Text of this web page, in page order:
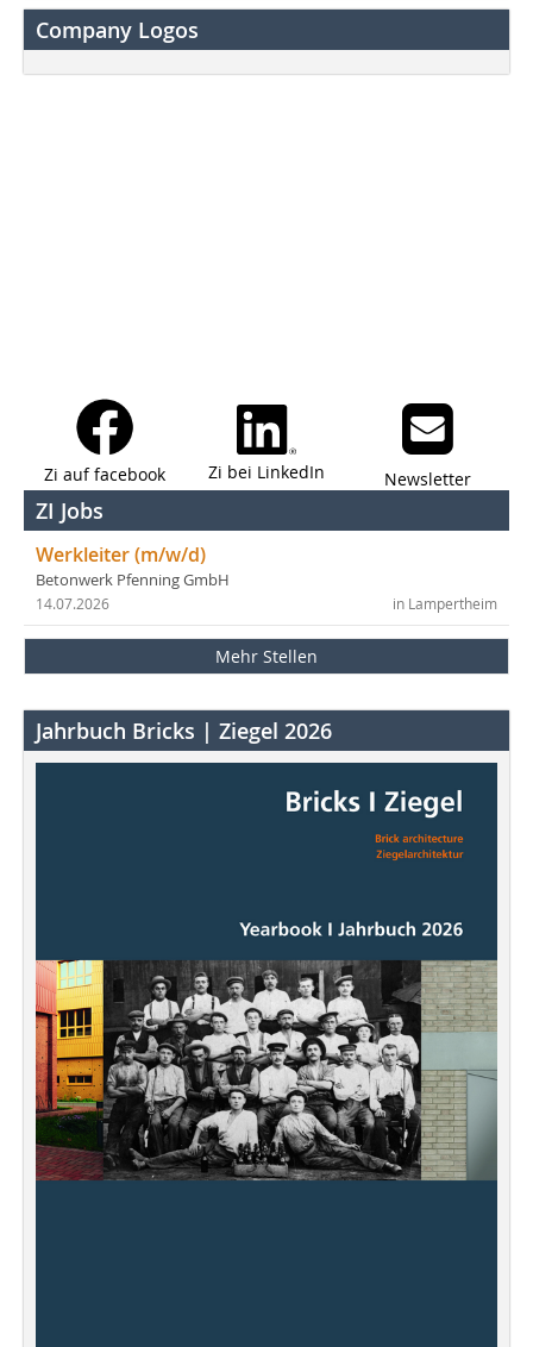
Company Logos
Zi auf facebook Zi bei LinkedIn Newsletter
ZI Jobs
Werkleiter (m/w/d)
Betonwerk Pfenning GmbH
in Lampertheim
14.07.2026
Mehr Stellen
Jahrbuch Bricks | Ziegel 2026